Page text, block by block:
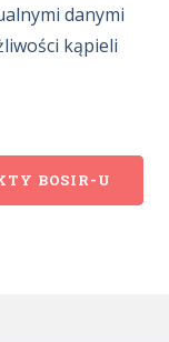
danymi
kąpieli
BOSIR-U